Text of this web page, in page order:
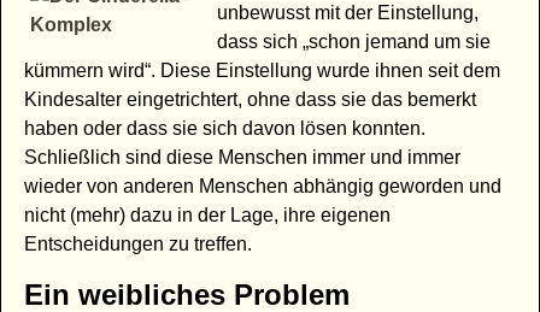
unbewusst mit der Einstellung,
dass sich „schon jemand um sie
kümmern wird“. Diese Einstellung wurde ihnen seit dem
Kindesalter eingetrichtert, ohne dass sie das bemerkt
haben oder dass sie sich davon lösen konnten.
Schließlich sind diese Menschen immer und immer
wieder von anderen Menschen abhängig geworden und
nicht (mehr) dazu in der Lage, ihre eigenen
Entscheidungen zu treffen.
Ein weibliches Problem